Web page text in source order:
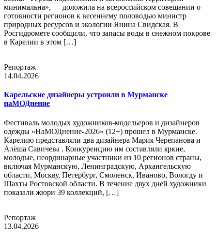
минимальна», — доложила на всероссийском совещании о
готовности регионов к весеннему половодью министр
природных ресурсов и экологии Янина Свидская. В
Росгидромете сообщили, что запасы воды в снежном покрове
в Карелии в этом […]
Репортаж
14.04.2026
Карельские дизайнеры устроили в Мурманске
наМОДнение
Фестиваль молодых художников-модельеров и дизайнеров
одежды «НаМОДнение-2026» (12+) прошел в Мурманске.
Карелию представляли два дизайнера Мария Черепанова и
Алёша Савичева . Конкуренцию им составляли яркие,
молодые, неординарные участники из 10 регионов страны,
включая Мурманскую, Ленинградскую, Архангельскую
области, Москву, Петербург, Смоленск, Иваново, Вологду и
Шахты Ростовской области. В течение двух дней художники
показали жюри 39 коллекций, […]
Репортаж
13.04.2026